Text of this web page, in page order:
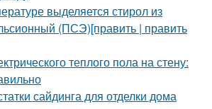
выделяется стирол из
(ПСЭ)[править | править
теплого пола на стену:
сайдинга для отделки дома